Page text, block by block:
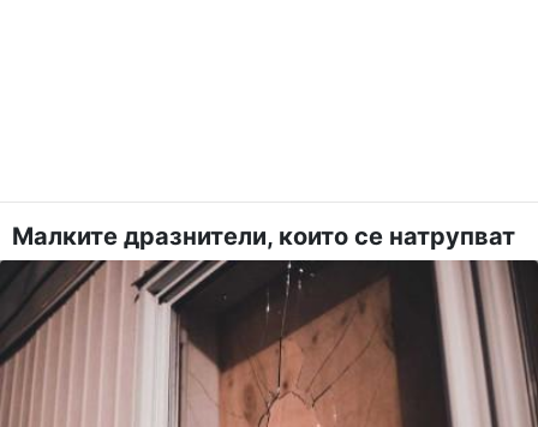
Малките дразнители, които се натрупват